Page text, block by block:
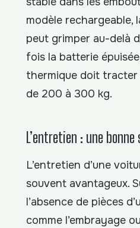
modèle rechargeable,
peut grimper au-delà
fois la batterie
thermique doit tracter
de 200 à 300 kg.
L’entretien : une
L’entretien d’une
souvent avantageux.
l’absence de pièces
comme l’embrayage